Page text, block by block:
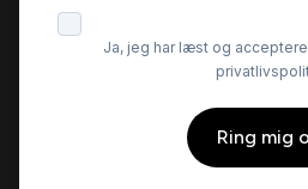
dæktryksmåler
el-betjent bagklap
Ja, jeg har læst og
Ring mig